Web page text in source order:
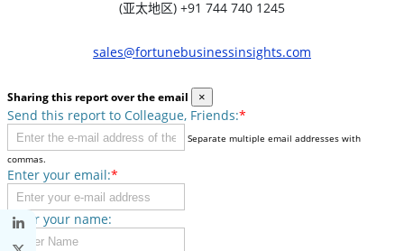
(亚太地区) +91 744 740 1245
sales@fortunebusinessinsights.com
Sharing this report over the email ×
Send this report to Colleague, Friends:*
Separate multiple email addresses with
commas.
Enter your email:*
Enter your name: